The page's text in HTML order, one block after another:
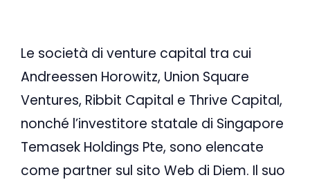
Le società di venture capital tra cui
Andreessen Horowitz, Union Square
Ventures, Ribbit Capital e Thrive Capital,
nonché l’investitore statale di Singapore
Temasek Holdings Pte, sono elencate
come partner sul sito Web di Diem. Il suo